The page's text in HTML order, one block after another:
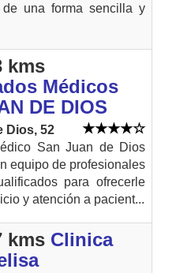
una forma sencilla y
kms
Médicos
DE DIOS
Dios, 52
San Juan de Dios
equipo de profesionales
para ofrecerle
y atención a pacient...
kms Clinica